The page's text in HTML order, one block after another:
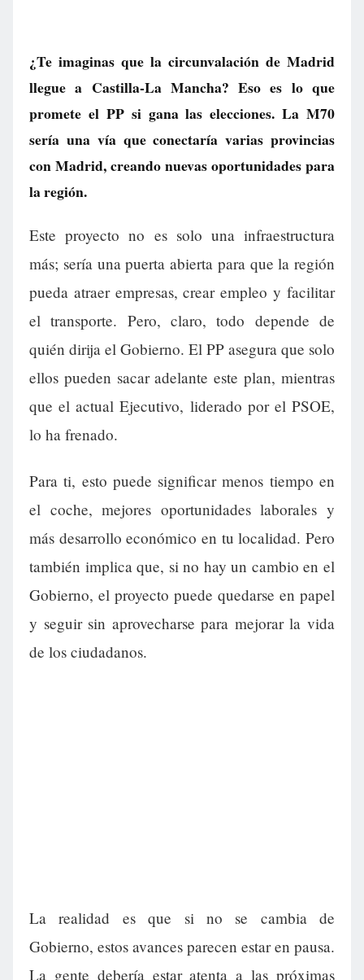
¿Te imaginas que la circunvalación de Madrid
llegue a Castilla-La Mancha? Eso es lo que
promete el PP si gana las elecciones. La M70
sería una vía que conectaría varias provincias
con Madrid, creando nuevas oportunidades para
la región.
Este proyecto no es solo una infraestructura
más; sería una puerta abierta para que la región
pueda atraer empresas, crear empleo y facilitar
el transporte. Pero, claro, todo depende de
quién dirija el Gobierno. El PP asegura que solo
ellos pueden sacar adelante este plan, mientras
que el actual Ejecutivo, liderado por el PSOE,
lo ha frenado.
Para ti, esto puede significar menos tiempo en
el coche, mejores oportunidades laborales y
más desarrollo económico en tu localidad. Pero
también implica que, si no hay un cambio en el
Gobierno, el proyecto puede quedarse en papel
y seguir sin aprovecharse para mejorar la vida
de los ciudadanos.
La realidad es que si no se cambia de
Gobierno, estos avances parecen estar en pausa.
La gente debería estar atenta a las próximas